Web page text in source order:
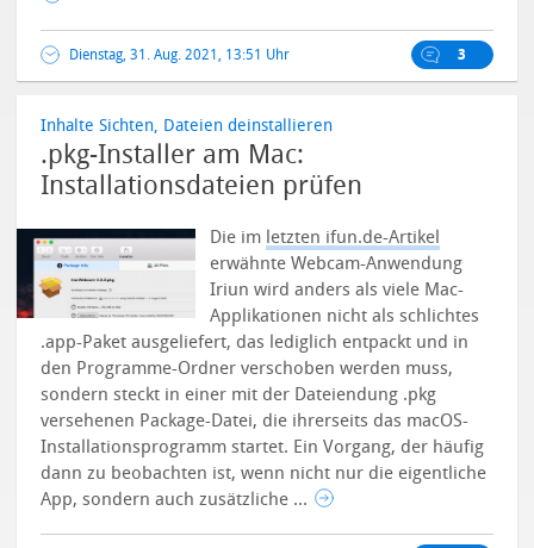
Dienstag, 31. Aug. 2021, 13:51 Uhr 3
Inhalte Sichten, Dateien deinstallieren
.pkg-Installer am Mac:
Installationsdateien prüfen
Die im letzten ifun.de-Artikel
erwähnte Webcam-Anwendung
Iriun wird anders als viele Mac-
Applikationen nicht als schlichtes
.app-Paket ausgeliefert, das lediglich entpackt und in
den Programme-Ordner verschoben werden muss,
sondern steckt in einer mit der Dateiendung .pkg
versehenen Package-Datei, die ihrerseits das macOS-
Installationsprogramm startet. Ein Vorgang, der häufig
dann zu beobachten ist, wenn nicht nur die eigentliche
App, sondern auch zusätzliche ...